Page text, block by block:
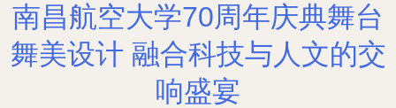
南昌航空大学70周年庆典舞台
舞美设计 融合科技与人文的交
响盛宴